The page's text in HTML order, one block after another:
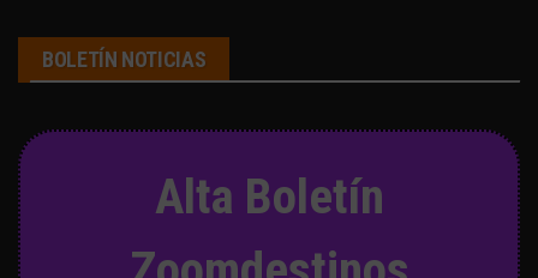
BOLETÍN NOTICIAS
Alta Boletín